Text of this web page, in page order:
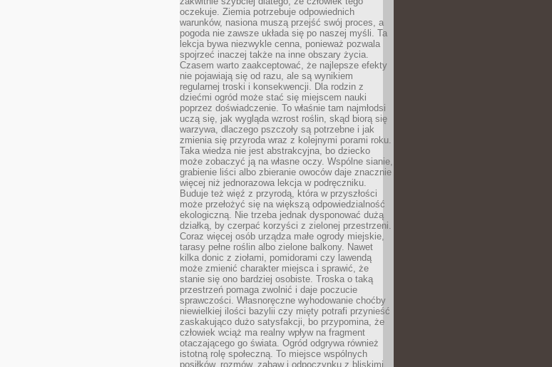
oczekuje. Ziemia potrzebuje odpowiednich
warunków, nasiona muszą przejść swój proces, a
pogoda nie zawsze układa się po naszej myśli. Ta
lekcja bywa niezwykle cenna, ponieważ pozwala
spojrzeć inaczej także na inne obszary życia.
Czasem warto zaakceptować, że najlepsze efekty
nie pojawiają się od razu, ale są wynikiem
regularnej troski i konsekwencji. Dla rodzin z
dziećmi ogród może stać się miejscem nauki
poprzez doświadczenie. To właśnie tam najmłodsi
uczą się, jak wygląda wzrost roślin, skąd biorą się
warzywa, dlaczego pszczoły są potrzebne i jak
zmienia się przyroda wraz z kolejnymi porami roku.
Taka wiedza nie jest abstrakcyjna, bo dziecko
może zobaczyć ją na własne oczy. Wspólne sianie,
grabienie liści albo zbieranie owoców daje znacznie
więcej niż jednorazowa lekcja w podręczniku.
Buduje też więź z przyrodą, która w przyszłości
może przełożyć się na większą odpowiedzialność
ekologiczną. Nie trzeba jednak dysponować dużą
działką, by czerpać korzyści z zielonej przestrzeni.
Coraz więcej osób urządza małe ogrody miejskie,
tarasy pełne roślin albo zielone balkony. Nawet
kilka donic z ziołami, pomidorami czy lawendą
może zmienić charakter miejsca i sprawić, że
stanie się ono bardziej osobiste. Troska o taką
przestrzeń pomaga zwolnić i daje poczucie
sprawczości. Własnoręczne wyhodowanie choćby
niewielkiej ilości bazylii czy mięty potrafi przynieść
zaskakująco dużo satysfakcji, bo przypomina, że
człowiek wciąż ma realny wpływ na fragment
otaczającego go świata. Ogród odgrywa również
istotną rolę społeczną. To miejsce wspólnych
posiłków, rozmów, zabaw i odpoczynku z bliskimi.